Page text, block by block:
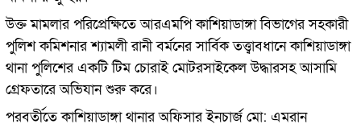
উক্ত মামলার পরিপ্রেক্ষিতে আরএমপি কাশিয়াডাঙ্গা বিভাগের সহকারী
পুলিশ কমিশনার শ্যামলী রানী বর্মনের সার্বিক তত্ত্বাবধানে কাশিয়াডাঙ্গা
থানা পুলিশের একটি টিম চোরাই মোটরসাইকেল উদ্ধারসহ আসামি
গ্রেফতারে অভিযান শুরু করে।
পরবর্তীতে কাশিয়াডাঙ্গা থানার অফিসার ইনচার্জ মো: এমরান